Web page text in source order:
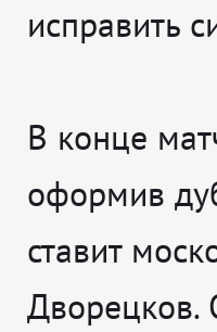
исправить
В конце
оформив
ставит
Дворецков.